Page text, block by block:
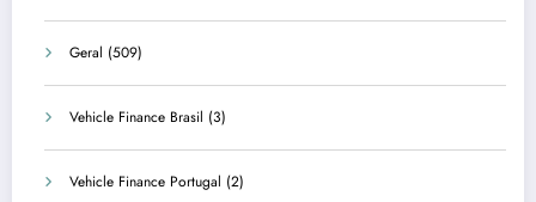
Geral (509)
Vehicle Finance Brasil (3)
Vehicle Finance Portugal (2)